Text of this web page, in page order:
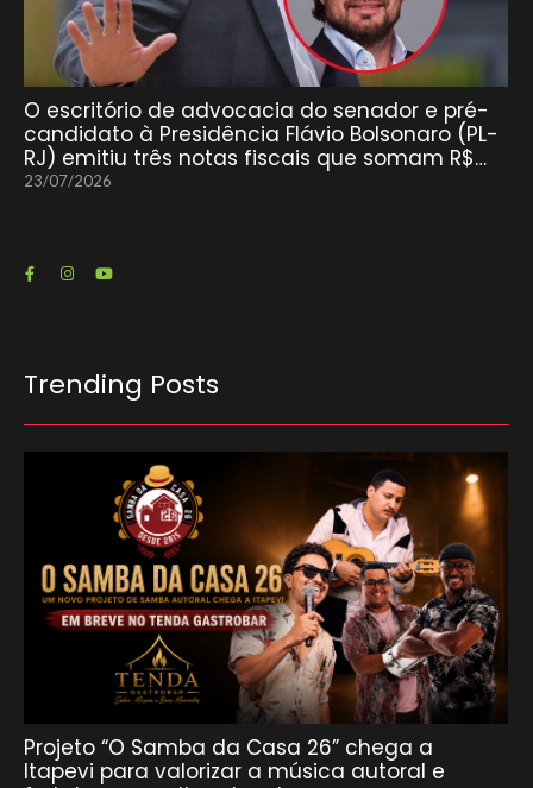
O escritório de advocacia do senador e pré-
candidato à Presidência Flávio Bolsonaro (PL-
RJ) emitiu três notas fiscais que somam R$…
23/07/2026
Trending Posts
Projeto “O Samba da Casa 26” chega a
Itapevi para valorizar a música autoral e